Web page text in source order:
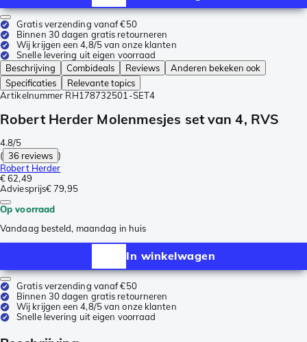
Gratis verzending vanaf €50
Binnen 30 dagen gratis retourneren
Wij krijgen een 4,8/5 van onze klanten
Snelle levering uit eigen voorraad
Beschrijving
Combideals Reviews
Anderen bekeken ook
Specificaties
Relevante topics
Artikelnummer RH178732501-SET4
Robert Herder Molenmesjes set van 4, RVS
4.8/5
( 36 reviews )
Robert Herder
€ 62,49
Adviesprijs€ 79,95
Op voorraad
Vandaag besteld, maandag in huis
In winkelwagen
Gratis verzending vanaf €50
Binnen 30 dagen gratis retourneren
Wij krijgen een 4,8/5 van onze klanten
Snelle levering uit eigen voorraad